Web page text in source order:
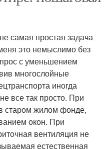
самая простая задача
это немыслимо без
с уменьшением
многослойные
иногда
все так просто. При
старом жилом фонде,
окон. При
вентиляция не
естественная